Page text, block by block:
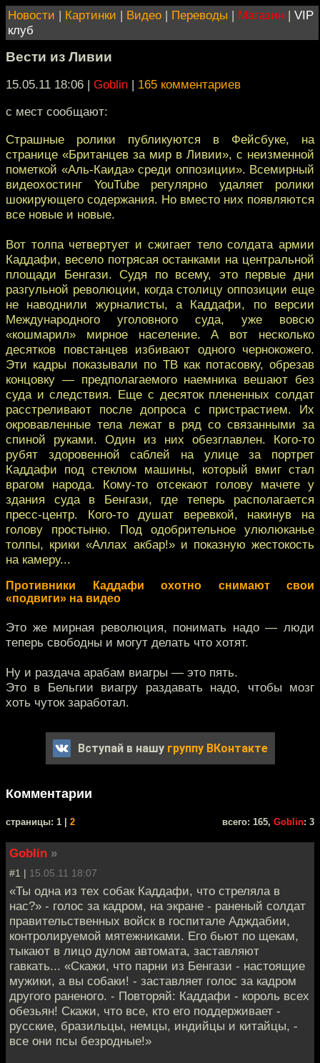
Новости | Картинки | Видео | Переводы | Магазин | VIP
клуб
Вести из Ливии
15.05.11 18:06 | Goblin | 165 комментариев
с мест сообщают:
Страшные ролики публикуются в Фейсбуке, на
странице «Британцев за мир в Ливии», с неизменной
пометкой «Аль-Каида» среди оппозиции». Всемирный
видеохостинг YouTube регулярно удаляет ролики
шокирующего содержания. Но вместо них появляются
все новые и новые.
Вот толпа четвертует и сжигает тело солдата армии
Каддафи, весело потрясая останками на центральной
площади Бенгази. Судя по всему, это первые дни
разгульной революции, когда столицу оппозиции еще
не наводнили журналисты, а Каддафи, по версии
Международного уголовного суда, уже вовсю
«кошмарил» мирное население. А вот несколько
десятков повстанцев избивают одного чернокожего.
Эти кадры показывали по ТВ как потасовку, обрезав
концовку — предполагаемого наемника вешают без
суда и следствия. Еще с десяток плененных солдат
расстреливают после допроса с пристрастием. Их
окровавленные тела лежат в ряд со связанными за
спиной руками. Один из них обезглавлен. Кого-то
рубят здоровенной саблей на улице за портрет
Каддафи под стеклом машины, который вмиг стал
врагом народа. Кому-то отсекают голову мачете у
здания суда в Бенгази, где теперь располагается
пресс-центр. Кого-то душат веревкой, накинув на
голову простыню. Под одобрительное улюлюканье
толпы, крики «Аллах акбар!» и показную жестокость
на камеру...
Противники Каддафи охотно снимают свои
«подвиги» на видео
Это же мирная революция, понимать надо — люди
теперь свободны и могут делать что хотят.
Ну и раздача арабам виагры — это пять.
Это в Бельгии виагру раздавать надо, чтобы мозг
хоть чуток заработал.
Вступай в нашу группу ВКонтакте
Комментарии
cтраницы: 1 | 2 всего: 165, Goblin: 3
Goblin »
#1 | 15.05.11 18:07
«Ты одна из тех собак Каддафи, что стреляла в
нас?» - голос за кадром, на экране - раненый солдат
правительственных войск в госпитале Адждабии,
контролируемой мятежниками. Его бьют по щекам,
тыкают в лицо дулом автомата, заставляют
гавкать... «Скажи, что парни из Бенгази - настоящие
мужики, а вы собаки! - заставляет голос за кадром
другого раненого. - Повторяй: Каддафи - король всех
обезьян! Скажи, что все, кто его поддерживает -
русские, бразильцы, немцы, индийцы и китайцы, -
все они псы безродные!»